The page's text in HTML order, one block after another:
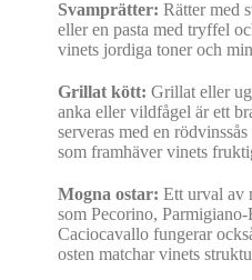
Svamprätter:Rätter med
eller en pasta med tryffel
vinets jordiga toner och
Grillat kött:Grillat eller
anka eller vildfågel är ett
serveras med en
som framhäver vinets
Mogna ostar:Ett urval av
som Pecorino,
Caciocavallo fungerar
osten matchar vinets